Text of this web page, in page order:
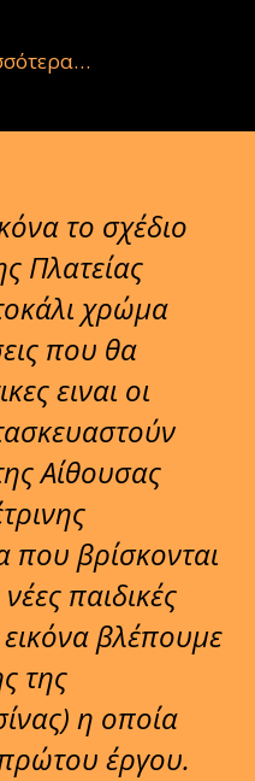
το σχέδιο
Πλατείας
χρώμα
που θα
ειναι οι
Αίθουσας
που βρίσκονται
παιδικές
βλέπουμε
της
η οποία
έργου.